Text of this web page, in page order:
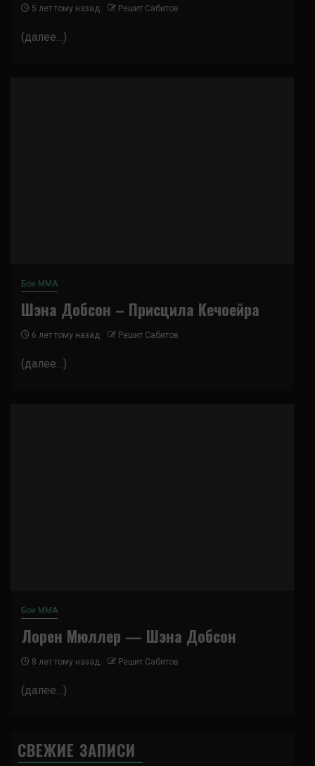
5 лет тому назад Решит Сабитов
(далее…)
Бои ММА
Шэна Добсон – Присцила Кечоейра
6 лет тому назад Решит Сабитов
(далее…)
Бои ММА
Лорен Мюллер — Шэна Добсон
8 лет тому назад Решит Сабитов
(далее…)
СВЕЖИЕ ЗАПИСИ